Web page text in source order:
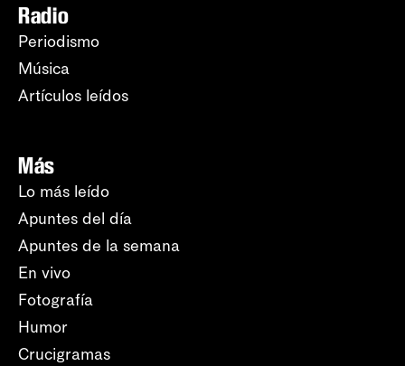
Radio
Periodismo
Música
Artículos leídos
Más
Lo más leído
Apuntes del día
Apuntes de la semana
En vivo
Fotografía
Humor
Crucigramas